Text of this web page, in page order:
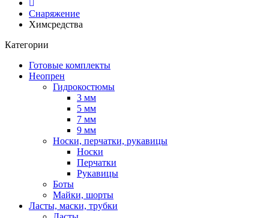
Снаряжение
Химсредства
Категории
Готовые комплекты
Неопрен
Гидрокостюмы
3 мм
5 мм
7 мм
9 мм
Носки, перчатки, рукавицы
Носки
Перчатки
Рукавицы
Боты
Майки, шорты
Ласты, маски, трубки